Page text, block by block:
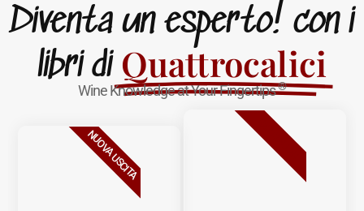
Diventa un esperto! con i
libri di Quattrocalici
Wine Knowledge at Your Fingertips®
NUOVA USCITA BESTSELLER